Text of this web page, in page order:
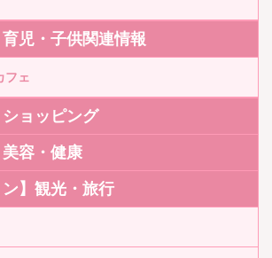
育児・子供関連情報
フェ
ショッピング
美容・健康
ン】観光・旅行